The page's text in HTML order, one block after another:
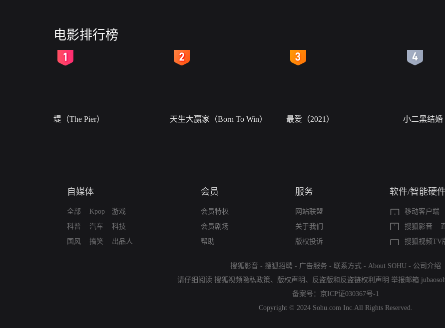
电影排行榜
堤（The Pier） 天生大赢家（Born To Win） 最爱（2021） 小二黑结婚
自媒体
全部
科普
国风
Kpop
汽车
搞笑
游戏
科技
出品人
会员
会员特权
会员剧场
帮助
服务
网站联盟
关于我们
版权投诉
软件/智能硬
移动客户端
搜狐影音
搜狐视频TV
搜狐影音 - 搜狐招聘 - 广告服务 - 联系方式 - About SOHU - 公司介绍
请仔细阅读 搜狐视频隐私政策、 版权声明 、 反盗版和反盗链权利声明 举报邮箱
备案号： 京ICP证030367号-1
Copyright © 2024 Sohu.com Inc.All Rights Reserved.